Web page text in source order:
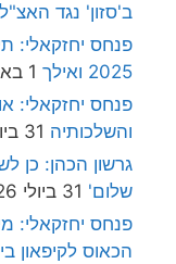
ב'סזון' נגד
פנחס יחזקאלי:
2025 ואילך
1 באוגוסט 2026
פנחס יחזקאלי:
והשלכותיה 31 ביולי 2026
גרשון הכהן: כן
שלום' 31 ביולי 2026
פנחס יחזקאלי:
הכאוס לקיפאון